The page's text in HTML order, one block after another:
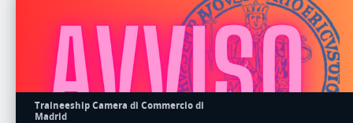
Traineeship Camera di Commercio di
Madrid